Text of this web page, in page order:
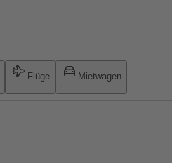
Flüge Mietwagen